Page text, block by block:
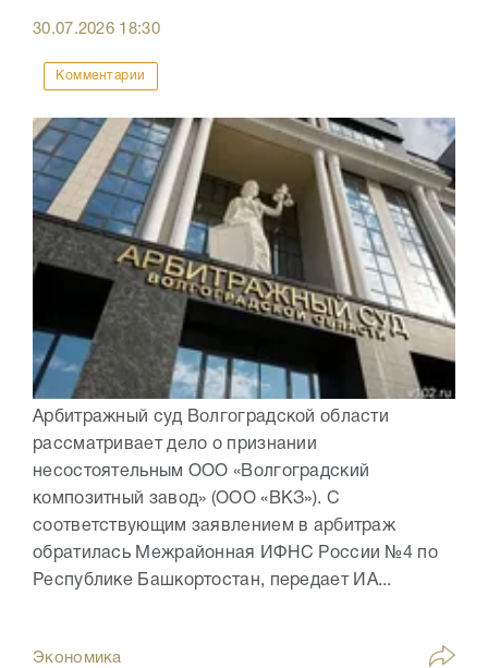
30.07.2026 18:30
Комментарии
Арбитражный суд Волгоградской области
рассматривает дело о признании
несостоятельным ООО «Волгоградский
композитный завод» (ООО «ВКЗ»). С
соответствующим заявлением в арбитраж
обратилась Межрайонная ИФНС России №4 по
Республике Башкортостан, передает ИА...
Экономика